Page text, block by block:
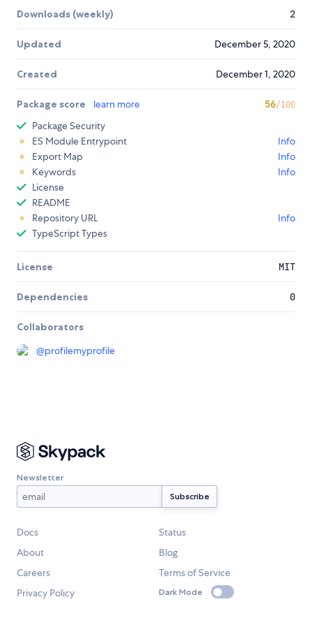
Downloads (weekly) 2
Updated December 5, 2020
Created December 1, 2020
Package score learn more 56/100
Package Security
ES Module Entrypoint
Info
Export Map
Info
Keywords
Info
License
README
Repository URL
Info
TypeScript Types
License MIT
Dependencies 0
Collaborators
@profilemyprofile
Newsletter
Docs
Status
About
Blog
Careers
Terms of Service
Privacy Policy
Dark Mode